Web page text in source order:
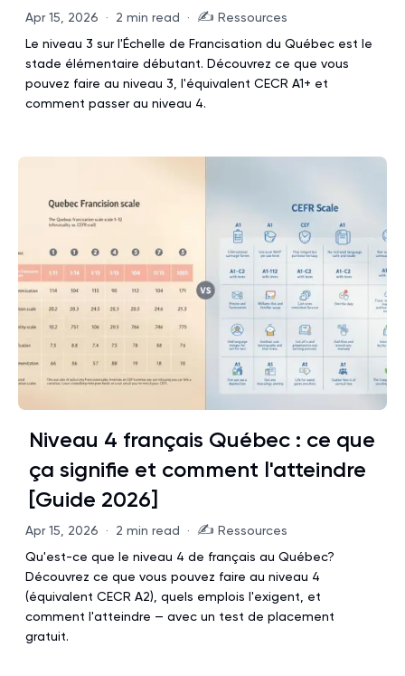
Apr 15, 2026 · 2 min read · ✍️ Ressources
Le niveau 3 sur l'Échelle de Francisation du Québec est le
stade élémentaire débutant. Découvrez ce que vous
pouvez faire au niveau 3, l'équivalent CECR A1+ et
comment passer au niveau 4.
Niveau 4 français Québec : ce que
ça signifie et comment l'atteindre
[Guide 2026]
Apr 15, 2026 · 2 min read · ✍️ Ressources
Qu'est-ce que le niveau 4 de français au Québec?
Découvrez ce que vous pouvez faire au niveau 4
(équivalent CECR A2), quels emplois l'exigent, et
comment l'atteindre — avec un test de placement
gratuit.